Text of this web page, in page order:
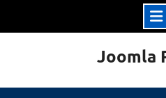
Joomla